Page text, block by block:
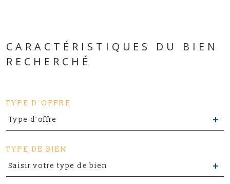
CARACTÉRISTIQUES DU BIEN
RECHERCHÉ
TYPE D'OFFRE
Type d'offre
TYPE DE BIEN
Saisir votre type de bien